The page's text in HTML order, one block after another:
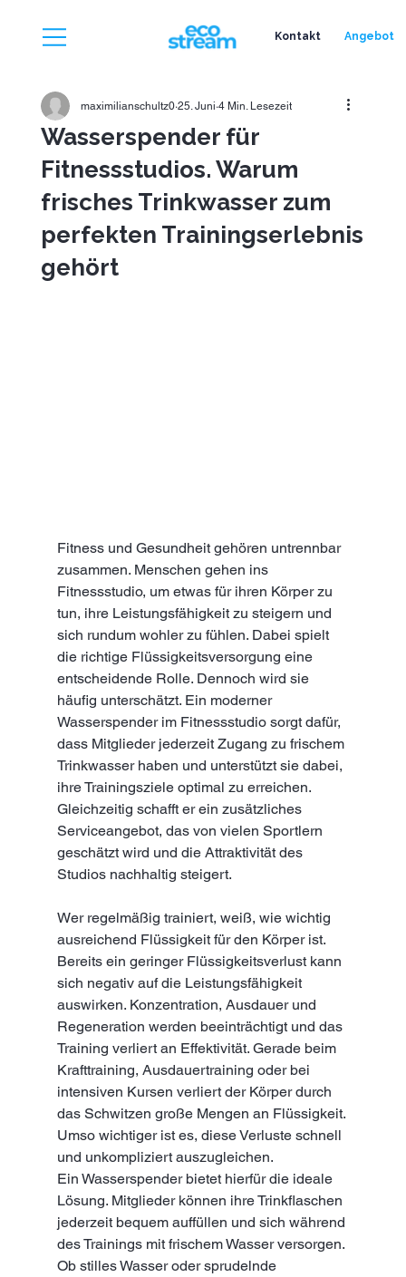
Kontakt Angebot
Wasserspender für
Fitnessstudios. Warum
frisches Trinkwasser zum
perfekten Trainingserlebnis
gehört
maximilianschultz0 25. Juni 4 Min. Lesezeit
Fitness und Gesundheit gehören untrennbar
zusammen. Menschen gehen ins
Fitnessstudio, um etwas für ihren Körper zu
tun, ihre Leistungsfähigkeit zu steigern und
sich rundum wohler zu fühlen. Dabei spielt
die richtige Flüssigkeitsversorgung eine
entscheidende Rolle. Dennoch wird sie
häufig unterschätzt. Ein moderner
Wasserspender im Fitnessstudio sorgt dafür,
dass Mitglieder jederzeit Zugang zu frischem
Trinkwasser haben und unterstützt sie dabei,
ihre Trainingsziele optimal zu erreichen.
Gleichzeitig schafft er ein zusätzliches
Serviceangebot, das von vielen Sportlern
geschätzt wird und die Attraktivität des
Studios nachhaltig steigert.
Wer regelmäßig trainiert, weiß, wie wichtig
ausreichend Flüssigkeit für den Körper ist.
Bereits ein geringer Flüssigkeitsverlust kann
sich negativ auf die Leistungsfähigkeit
auswirken. Konzentration, Ausdauer und
Regeneration werden beeinträchtigt und das
Training verliert an Effektivität. Gerade beim
Krafttraining, Ausdauertraining oder bei
intensiven Kursen verliert der Körper durch
das Schwitzen große Mengen an Flüssigkeit.
Umso wichtiger ist es, diese Verluste schnell
und unkompliziert auszugleichen.
Ein Wasserspender bietet hierfür die ideale
Lösung. Mitglieder können ihre Trinkflaschen
jederzeit bequem auffüllen und sich während
des Trainings mit frischem Wasser versorgen.
Ob stilles Wasser oder sprudelnde